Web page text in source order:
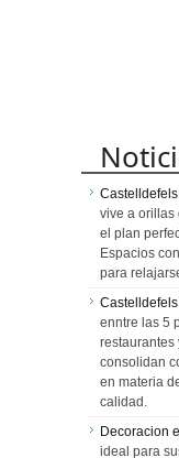
vive a orillas
el plan
Espacios
para
enntre las 5
restaurantes
consolidan
en materia
calidad.
Decoracion
ideal para